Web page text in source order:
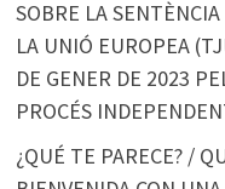
SOBRE LA
LA UNIÓ EUROPEA
DE GENER DE 2023
PROCÉS
¿QUÉ TE PARECE? /